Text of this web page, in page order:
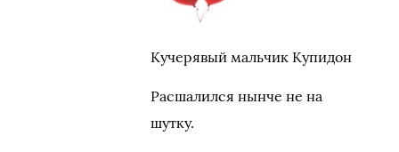
Кучерявый мальчик Купидон
Расшалился нынче не на
шутку.